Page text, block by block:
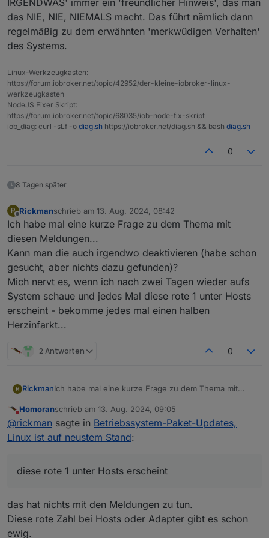
IRGENDWAS' immer ein 'freundlicher Hinweis', das man
das NIE, NIE, NIEMALS macht. Das führt nämlich dann
regelmäßig zu dem erwähnten 'merkwüdigen Verhalten'
des Systems.
Linux-Werkzeugkasten:
https://forum.iobroker.net/topic/42952/der-kleine-iobroker-linux-
werkzeugkasten
NodeJS Fixer Skript:
https://forum.iobroker.net/topic/68035/iob-node-fix-skript
iob_diag: curl -sLf -o diag.sh https://iobroker.net/diag.sh && bash diag.sh
0
8 Tagen später
R
Offline
Rickmanschrieb am 13. Aug. 2024, 08:42
zuletzt editiert von
Ich habe mal eine kurze Frage zu dem Thema mit
diesen Meldungen...
Kann man die auch irgendwo deaktivieren (habe schon
gesucht, aber nichts dazu gefunden)?
Mich nervt es, wenn ich nach zwei Tagen wieder aufs
System schaue und jedes Mal diese rote 1 unter Hosts
erscheint - bekomme jedes mal einen halben
Herzinfarkt...
2 Antworten 0
R RickmanIch habe mal eine kurze Frage zu dem Thema mit
Kann man die auch irgendwo deaktivieren (habe
schon gesucht, aber nichts dazu gefunden)?
Mich nervt es, wenn ich nach zwei Tagen wieder aufs
Herzinfarkt...
Nicht stören
Homoranschrieb am 13. Aug. 2024, 09:05
zuletzt editiert von
@rickman sagte in Betriebssystem-Paket-Updates,
Linux ist auf neustem Stand:
diese rote 1 unter Hosts erscheint
das hat nichts mit den Meldungen zu tun.
Diese rote Zahl bei Hosts oder Adapter gibt es schon
ewig.